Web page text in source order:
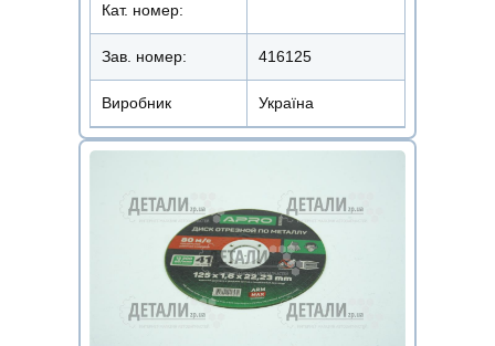
Кат. номер:
Зав. номер: 416125
Виробник Україна